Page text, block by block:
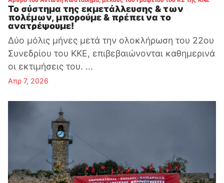
Το σύστημα της εκμετάλλευσης & των
πολέμων, μπορούμε & πρέπει να το
ανατρέψουμε!
Δύο μόλις μήνες μετά την ολοκλήρωση του 22ου
Συνεδρίου του ΚΚΕ, επιβεβαιώνονται καθημερινά
οι εκτιμήσεις του. ...
Απρ 7, 2026